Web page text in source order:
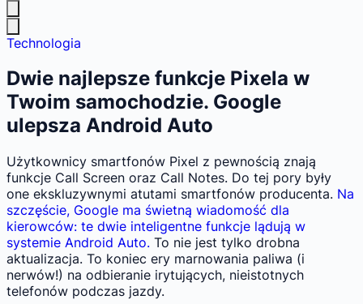
Technologia
Dwie najlepsze funkcje Pixela w
Twoim samochodzie. Google
ulepsza Android Auto
Użytkownicy smartfonów Pixel z pewnością znają
funkcje Call Screen oraz Call Notes. Do tej pory były
one ekskluzywnymi atutami smartfonów producenta. Na
szczęście, Google ma świetną wiadomość dla
kierowców: te dwie inteligentne funkcje lądują w
systemie Android Auto. To nie jest tylko drobna
aktualizacja. To koniec ery marnowania paliwa (i
nerwów!) na odbieranie irytujących, nieistotnych
telefonów podczas jazdy.